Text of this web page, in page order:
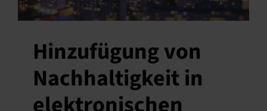
Hinzufügung von
Nachhaltigkeit in